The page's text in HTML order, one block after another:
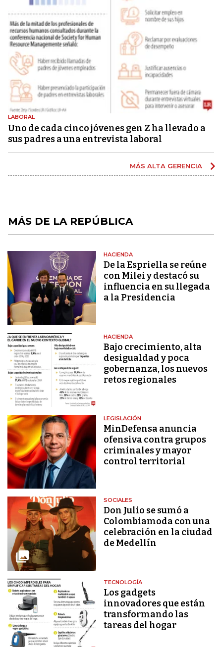
LABORAL
Uno de cada cinco jóvenes gen Z ha llevado a
sus padres a una entrevista laboral
MÁS ALTA GERENCIA
MÁS DE LA REPÚBLICA
HACIENDA
De la Espriella se reúne
con Milei y destacó su
influencia en su llegada
a la Presidencia
HACIENDA
Bajo crecimiento, alta
desigualdad y poca
gobernanza, los nuevos
retos regionales
LEGISLACIÓN
MinDefensa anuncia
ofensiva contra grupos
criminales y mayor
control territorial
SOCIALES
Don Julio se sumó a
Colombiamoda con una
celebración en la ciudad
de Medellín
TECNOLOGÍA
Los gadgets
innovadores que están
transformando las
tareas del hogar